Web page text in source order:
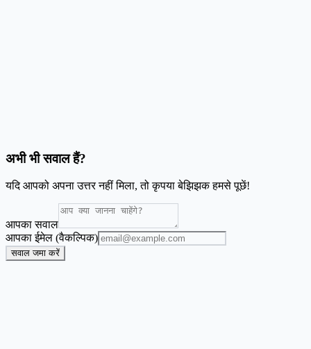
अभी भी सवाल हैं?
यदि आपको अपना उत्तर नहीं मिला, तो कृपया बेझिझक हमसे पूछें!
आपका सवाल
आपका ईमेल (वैकल्पिक)
सवाल जमा करें